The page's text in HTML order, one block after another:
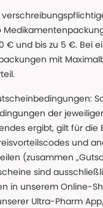
€ und bis zu 5 €. Bei
mit
der
ergibt, gilt für die
und
(zusammen
sind
in unserem Online-
Ultra-Pharm